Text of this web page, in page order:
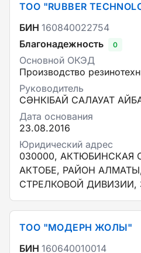
ТОО "RUBBER
БИН 160840022754
Благонадежность
0
Основной ОКЭД
Производство
Руководитель
СӘНКІБАЙ САЛАУАТ
Дата основания
23.08.2016
Юридический адрес
030000, АКТЮБИНСКАЯ
АКТОБЕ, РАЙОН
СТРЕЛКОВОЙ ДИВИЗИИ,
ТОО "МОДЕРН ЖОЛЫ"
БИН 160640010014